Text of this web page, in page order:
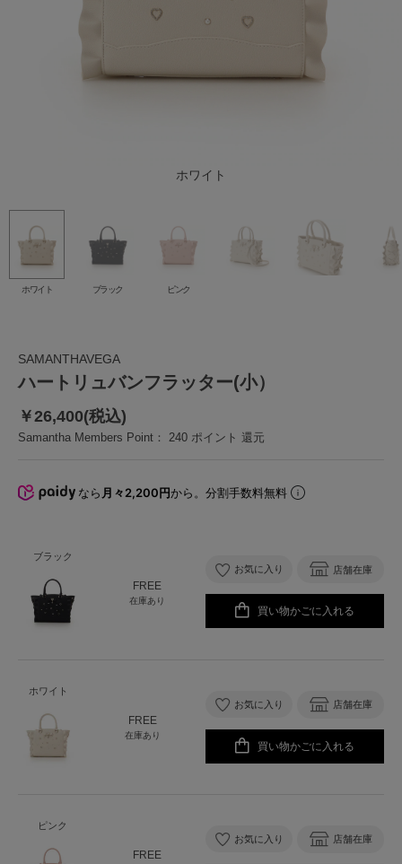
ホワイト
ブラック
ピンク
ホワイト ブラック ピンク
SAMANTHAVEGA
ハートリュバンフラッター(小）
￥26,400(税込)
Samantha Members Point： 240 ポイント 還元
なら 月々2,200円から。分割手数料無料
ブラック
FREE
在庫あり
お気に入り 店舗在庫
買い物かごに入れる
ホワイト
FREE
在庫あり
お気に入り 店舗在庫
買い物かごに入れる
ピンク
FREE
お気に入り 店舗在庫